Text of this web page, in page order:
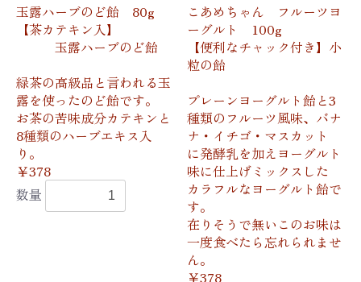
玉露ハーブのど飴 80g
【茶カテキン入】
玉露ハーブのど飴
緑茶の高級品と言われる玉
露を使ったのど飴です。
お茶の苦味成分カテキンと
8種類のハーブエキス入
り。
￥378
数量
こあめちゃん フルーツヨ
ーグルト 100g
【便利なチャック付き】小
粒の飴
プレーンヨーグルト飴と3
種類のフルーツ風味、バナ
ナ・イチゴ・マスカット
に発酵乳を加えヨーグルト
味に仕上げミックスした
カラフルなヨーグルト飴で
す。
在りそうで無いこのお味は
一度食べたら忘れられませ
ん。
￥378